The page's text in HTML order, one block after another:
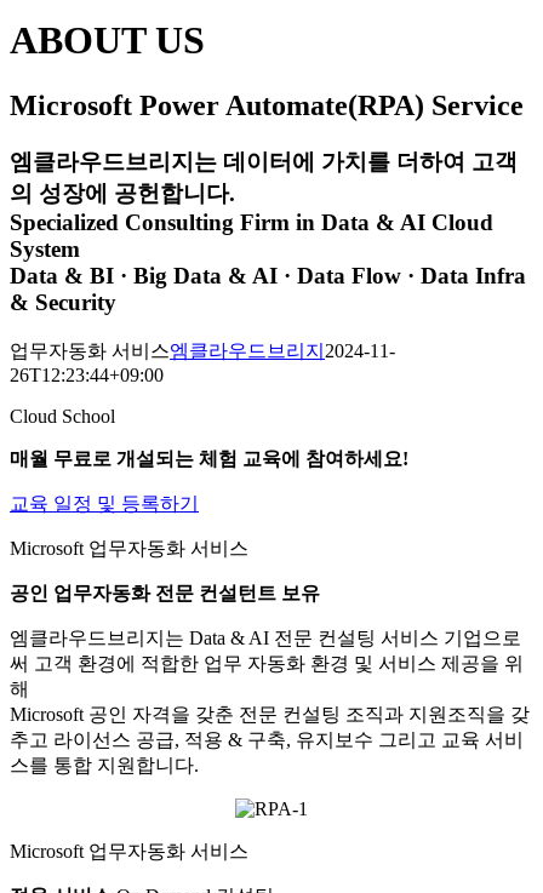
ABOUT US
Microsoft Power Automate(RPA) Service
엠클라우드브리지는 데이터에 가치를 더하여 고객
의 성장에 공헌합니다.
Specialized Consulting Firm in Data & AI Cloud
System
Data & BI · Big Data & AI · Data Flow · Data Infra
& Security
업무자동화 서비스엠클라우드브리지 2024-11-
26T12:23:44+09:00
Cloud School
매월 무료로 개설되는 체험 교육에 참여하세요!
교육 일정 및 등록하기
Microsoft 업무자동화 서비스
공인 업무자동화 전문 컨설턴트 보유
엠클라우드브리지는 Data & AI 전문 컨설팅 서비스 기업으로
써 고객 환경에 적합한 업무 자동화 환경 및 서비스 제공을 위
해
Microsoft 공인 자격을 갖춘 전문 컨설팅 조직과 지원조직을 갖
추고 라이선스 공급, 적용 & 구축, 유지보수 그리고 교육 서비
스를 통합 지원합니다.
Microsoft 업무자동화 서비스